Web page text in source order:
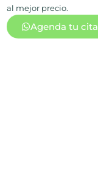
al mejor precio.
Agenda tu cita